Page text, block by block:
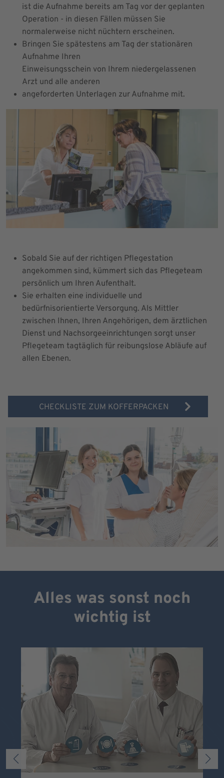
ist die Aufnahme bereits am Tag vor der geplanten
Operation - in diesen Fällen müssen Sie
normalerweise nicht nüchtern erscheinen.
Bringen Sie spätestens am Tag der stationären
Aufnahme Ihren
Einweisungsschein von Ihrem niedergelassenen
Arzt und alle anderen
angeforderten Unterlagen zur Aufnahme mit.
Sobald Sie auf der richtigen Pflegestation
angekommen sind, kümmert sich das Pflegeteam
persönlich um Ihren Aufenthalt.
Sie erhalten eine individuelle und
bedürfnisorientierte Versorgung. Als Mittler
zwischen Ihnen, Ihren Angehörigen, dem ärztlichen
Dienst und Nachsorgeeinrichtungen sorgt unser
Pflegeteam tagtäglich für reibungslose Abläufe auf
allen Ebenen.
CHECKLISTE ZUM KOFFERPACKEN
Alles was sonst noch
wichtig ist